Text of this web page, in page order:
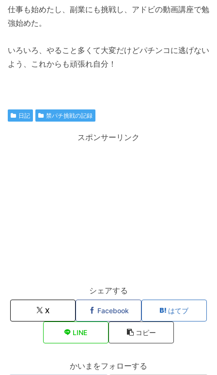
仕事も始めたし、副業にも挑戦し、アドビの動画講座で勉
強始めた。
いろいろ、やること多くて大変だけどパチンコに逃げない
よう、これからも頑張れ自分！
日記 禁パチ挑戦の記録
スポンサーリンク
シェアする
X Facebook はてブ
LINE コピー
かいまをフォローする